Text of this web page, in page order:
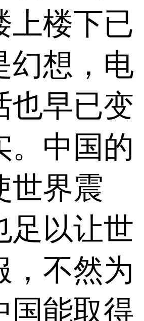
上楼下已
幻想，电
也早已变
。中国的
世界震
足以让世
，不然为
国能取得